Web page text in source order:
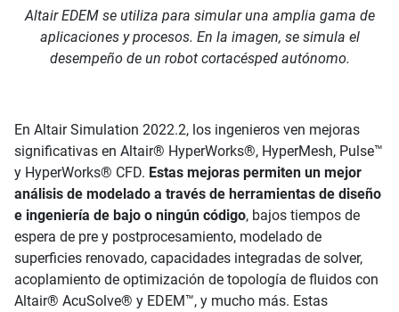
Altair EDEM se utiliza para simular una amplia gama de
aplicaciones y procesos. En la imagen, se simula el
desempeño de un robot cortacésped autónomo.
En Altair Simulation 2022.2, los ingenieros ven mejoras
significativas en Altair® HyperWorks®, HyperMesh, Pulse™
y HyperWorks® CFD. Estas mejoras permiten un mejor
análisis de modelado a través de herramientas de diseño
e ingeniería de bajo o ningún código, bajos tiempos de
espera de pre y postprocesamiento, modelado de
superficies renovado, capacidades integradas de solver,
acoplamiento de optimización de topología de fluidos con
Altair® AcuSolve® y EDEM™, y mucho más. Estas